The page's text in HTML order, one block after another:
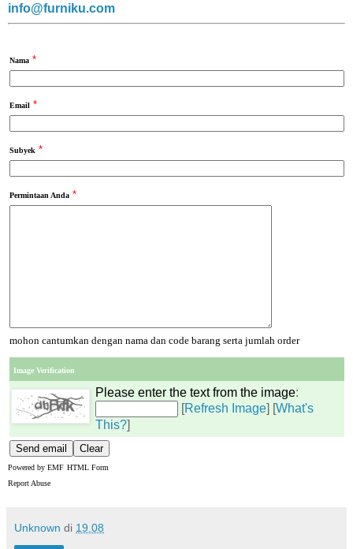
info@furniku.com
Nama *
Email *
Subyek *
Permintaan Anda *
mohon cantumkan dengan nama dan code barang serta jumlah order
Image Verification
Please enter the text from the image:
[Refresh Image] [What's
This?]
Powered by EMF HTML Form
Report Abuse
Unknown di 19.08